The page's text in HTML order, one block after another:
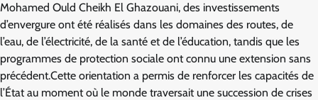
Mohamed Ould Cheikh El Ghazouani, des investissements
d’envergure ont été réalisés dans les domaines des routes, de
l’eau, de l’électricité, de la santé et de l’éducation, tandis que les
programmes de protection sociale ont connu une extension sans
précédent.Cette orientation a permis de renforcer les capacités de
l’État au moment où le monde traversait une succession de crises